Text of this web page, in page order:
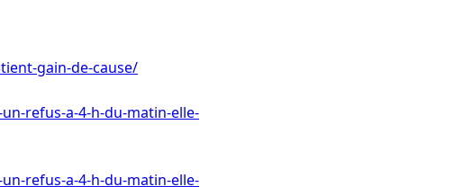
gain-de-cause/
refus-a-4-h-du-matin-elle-
refus-a-4-h-du-matin-elle-